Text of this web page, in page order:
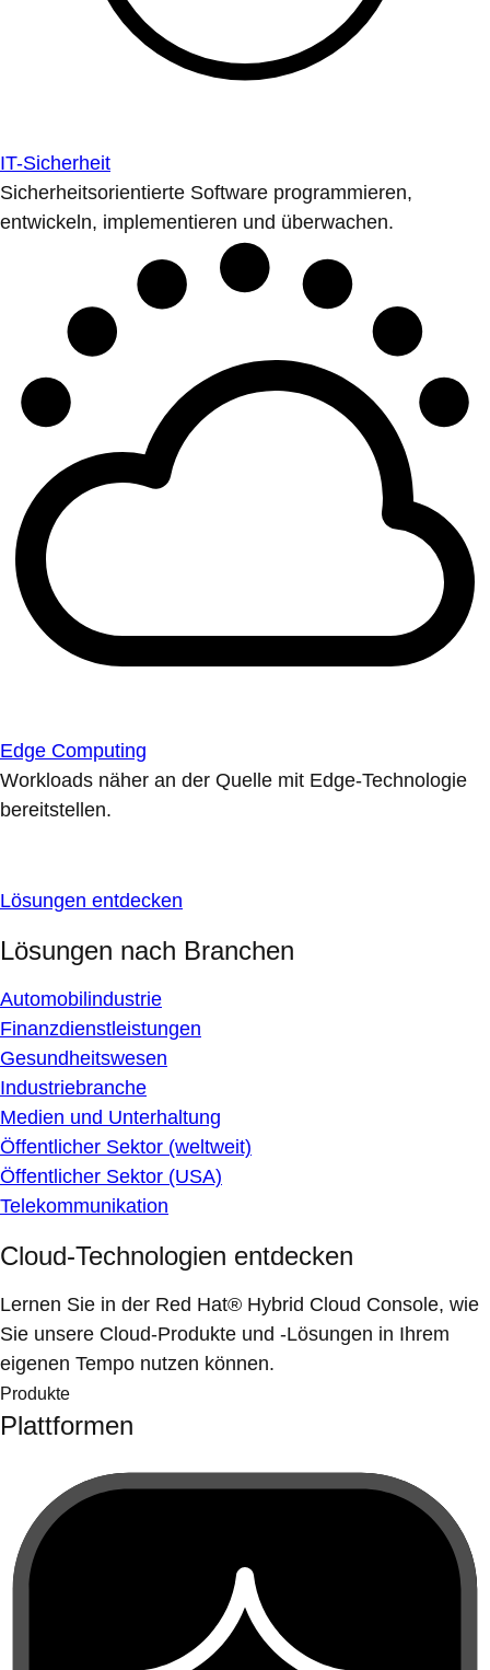
IT-Sicherheit
Sicherheitsorientierte Software programmieren,
entwickeln, implementieren und überwachen.
Edge Computing
Workloads näher an der Quelle mit Edge-Technologie
bereitstellen.
Lösungen entdecken
Lösungen nach Branchen
Automobilindustrie
Finanzdienstleistungen
Gesundheitswesen
Industriebranche
Medien und Unterhaltung
Öffentlicher Sektor (weltweit)
Öffentlicher Sektor (USA)
Telekommunikation
Cloud-Technologien entdecken
Lernen Sie in der Red Hat® Hybrid Cloud Console, wie
Sie unsere Cloud-Produkte und -Lösungen in Ihrem
eigenen Tempo nutzen können.
Produkte
Plattformen